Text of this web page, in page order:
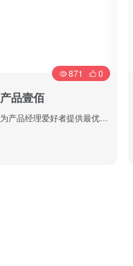
产品壹佰
为产品经理爱好者提供最优质的产品资讯、原创内容和相关视频课程
871 0